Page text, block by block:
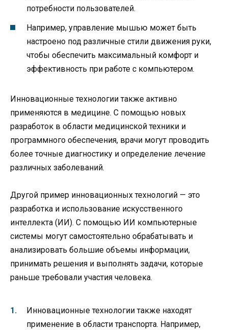
потребности пользователей.
Например, управление мышью может быть
настроено под различные стили движения руки,
чтобы обеспечить максимальный комфорт и
эффективность при работе с компьютером.
Инновационные технологии также активно
применяются в медицине. С помощью новых
разработок в области медицинской техники и
программного обеспечения, врачи могут проводить
более точные диагностику и определение лечение
различных заболеваний.
Другой пример инновационных технологий — это
разработка и использование искусственного
интеллекта (ИИ). С помощью ИИ компьютерные
системы могут самостоятельно обрабатывать и
анализировать большие объемы информации,
принимать решения и выполнять задачи, которые
раньше требовали участия человека.
Инновационные технологии также находят
применение в области транспорта. Например,